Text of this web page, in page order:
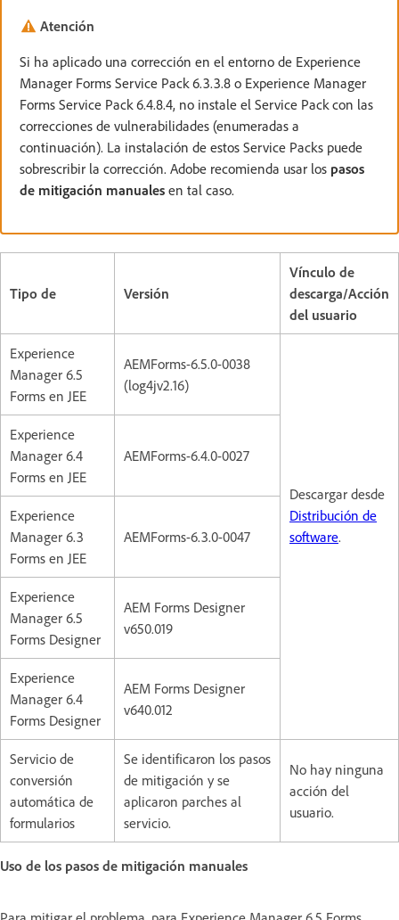
Atención
Si ha aplicado una corrección en el entorno de Experience
Manager Forms Service Pack 6.3.3.8 o Experience Manager
Forms Service Pack 6.4.8.4, no instale el Service Pack con las
correcciones de vulnerabilidades (enumeradas a
continuación). La instalación de estos Service Packs puede
sobrescribir la corrección. Adobe recomienda usar los pasos
de mitigación manuales en tal caso.
Tipo de Versión
Vínculo de
descarga/Acción
del usuario
Experience
Manager 6.5
Forms en JEE
AEMForms-6.5.0-0038
(log4jv2.16)
Descargar desde
Distribución de
software.
Experience
Manager 6.4
Forms en JEE
AEMForms-6.4.0-0027
Experience
Manager 6.3
Forms en JEE
AEMForms-6.3.0-0047
Experience
Manager 6.5
Forms Designer
AEM Forms Designer
v650.019
Experience
Manager 6.4
Forms Designer
AEM Forms Designer
v640.012
Servicio de
conversión
automática de
formularios
Se identificaron los pasos
de mitigación y se
aplicaron parches al
servicio.
No hay ninguna
acción del
usuario.
Uso de los pasos de mitigación manuales